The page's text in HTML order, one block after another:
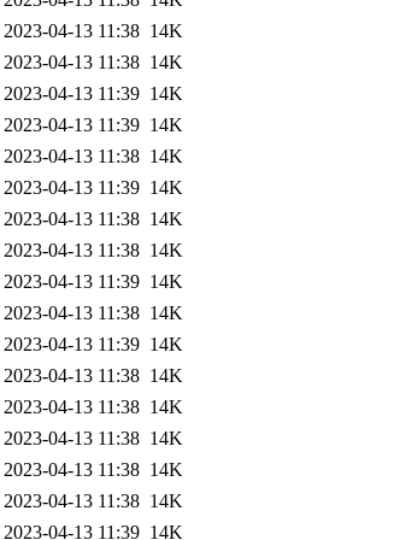
2023-04-13 11:38 14K
2023-04-13 11:38 14K
2023-04-13 11:39 14K
2023-04-13 11:39 14K
2023-04-13 11:38 14K
2023-04-13 11:39 14K
2023-04-13 11:38 14K
2023-04-13 11:38 14K
2023-04-13 11:39 14K
2023-04-13 11:38 14K
2023-04-13 11:39 14K
2023-04-13 11:38 14K
2023-04-13 11:38 14K
2023-04-13 11:38 14K
2023-04-13 11:38 14K
2023-04-13 11:38 14K
2023-04-13 11:39 14K